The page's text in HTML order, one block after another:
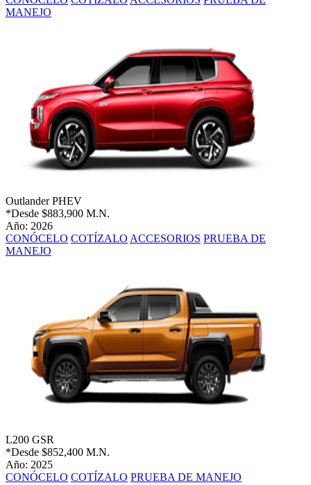
MANEJO
Outlander PHEV
*Desde $883,900 M.N.
Año: 2026
CONÓCELO COTÍZALO ACCESORIOS PRUEBA DE
MANEJO
L200 GSR
*Desde $852,400 M.N.
Año: 2025
CONÓCELO COTÍZALO PRUEBA DE MANEJO